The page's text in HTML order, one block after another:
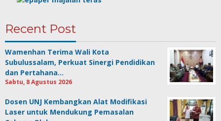
Recent Post
Wamenhan Terima Wali Kota
Subulussalam, Perkuat Sinergi Pendidikan
dan Pertahana…
Sabtu, 8 Agustus 2026
Dosen UNJ Kembangkan Alat Modifikasi
Laser untuk Mendukung Pemasalan